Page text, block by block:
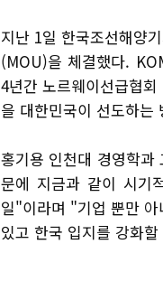
지난 1일 한국조선해양
(MOU)을 체결했다.
4년간 노르웨이선급협
을 대한민국이 선도하는
홍기용 인천대 경영학과
문에 지금과 같이 시기
일"이라며 "기업 뿐만
있고 한국 입지를 강화